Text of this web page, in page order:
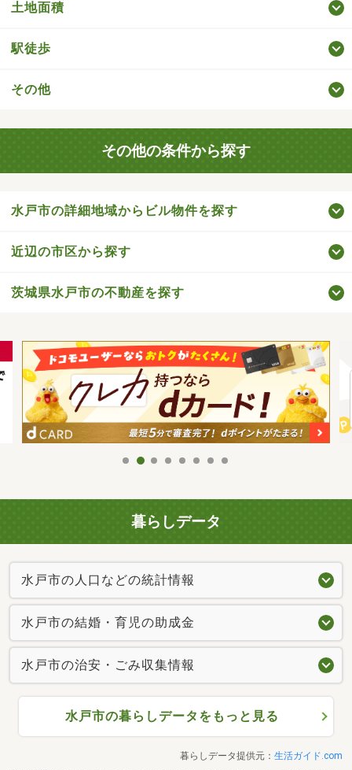
土地面積
駅徒歩
その他
その他の条件から探す
水戸市の詳細地域からビル物件を探す
近辺の市区から探す
茨城県水戸市の不動産を探す
暮らしデータ
水戸市の人口などの統計情報
水戸市の結婚・育児の助成金
水戸市の治安・ごみ収集情報
水戸市の暮らしデータをもっと見る
暮らしデータ提供元： 生活ガイド.com